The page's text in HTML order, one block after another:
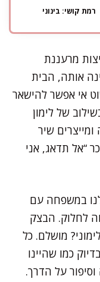
רמת קושי: בינוני
מרעננת
אותה, הבית
אי אפשר להישאר
של לימון
שיר
“אל תדאג, אני
במשפחה עם
לחלוק. הבצק
מושלם. כל
כמו שהיינו
על הדרך.